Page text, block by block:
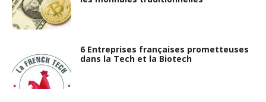
6 Entreprises françaises prometteuses
dans la Tech et la Biotech